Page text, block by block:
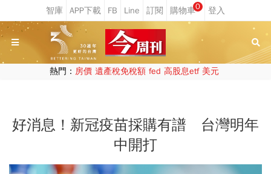
0
熱門： 房價 遺產稅免稅額 fed 高股息etf 美元
好消息！新冠疫苗採購有譜 台灣明年
中開打